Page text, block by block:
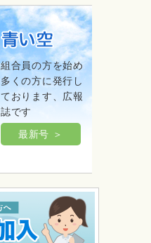
組合員の方を始め
多くの方に発行し
ております、広報
誌です
最新号 ＞